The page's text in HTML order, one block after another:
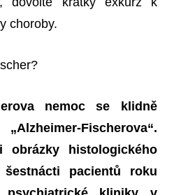
choroby.
nemoc se klidně
Fischerova“.
obrázky histologického
pacientů roku